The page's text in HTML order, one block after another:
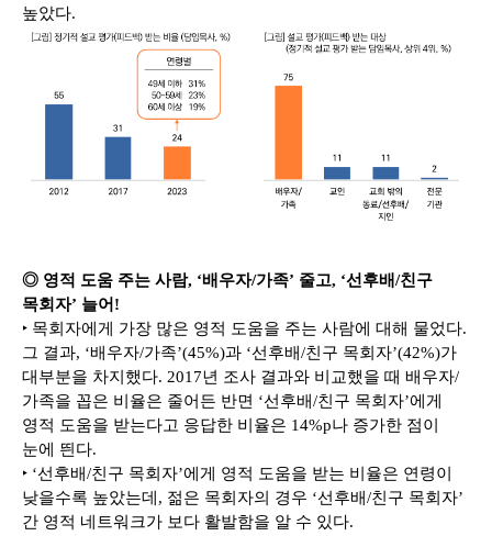
높았다.
◎ 영적 도움 주는 사람, ‘배우자/가족’ 줄고, ‘선후배/친구
목회자’ 늘어!
‣ 목회자에게 가장 많은 영적 도움을 주는 사람에 대해 물었다.
그 결과, ‘배우자/가족’(45%)과 ‘선후배/친구 목회자’(42%)가
대부분을 차지했다. 2017년 조사 결과와 비교했을 때 배우자/
가족을 꼽은 비율은 줄어든 반면 ‘선후배/친구 목회자’에게
영적 도움을 받는다고 응답한 비율은 14%p나 증가한 점이
눈에 띈다.
‣ ‘선후배/친구 목회자’에게 영적 도움을 받는 비율은 연령이
낮을수록 높았는데, 젊은 목회자의 경우 ‘선후배/친구 목회자’
간 영적 네트워크가 보다 활발함을 알 수 있다.